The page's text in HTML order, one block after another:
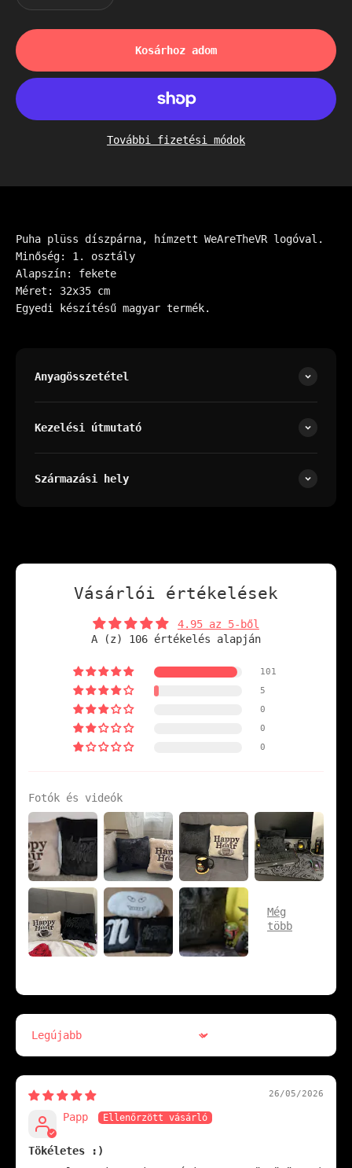
Kosárhoz adom
További fizetési módok
Puha plüss díszpárna, hímzett WeAreTheVR logóval.
Minőség: 1. osztály
Alapszín: fekete
Méret: 32x35 cm
Egyedi készítésű magyar termék.
Anyagösszetétel
Kezelési útmutató
Származási hely
Vásárlói értékelések
4.95 az 5-ből
A (z) 106 értékelés alapján
101
5
0
0
0
Fotók és videók
Sort by
26/05/2026
Papp
Tökéletes :)